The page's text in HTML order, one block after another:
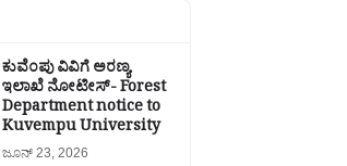
ಕುವೆಂಪು ವಿವಿಗೆ ಅರಣ್ಯ
ಇಲಾಖೆ ನೋಟೀಸ್- Forest
Department notice to
Kuvempu University
ಜೂನ್ 23, 2026